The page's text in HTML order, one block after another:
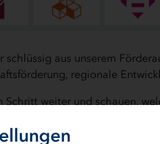
schlüssig aus unserem
regionale
weiter und schauen,
wir uns nachdrücklich